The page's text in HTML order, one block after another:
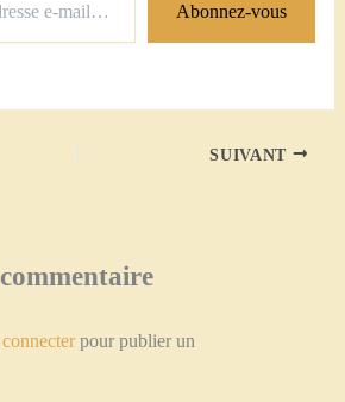
Abonnez-vous
SUIVANT
pour publier un